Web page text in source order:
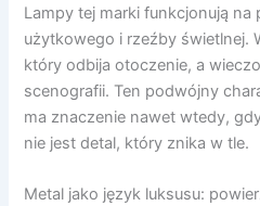
Lampy tej marki funkcjonują
użytkowego i rzeźby świetlnej.
który odbija otoczenie, a
scenografii. Ten podwójny
ma znaczenie nawet wtedy,
nie jest detal, który znika w tle.
Metal jako język luksusu: